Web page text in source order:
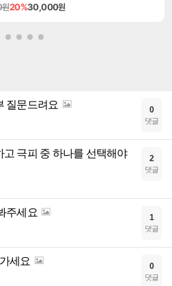
20%30,000원
질문드려요 0
댓글
극피 중 하나를 선택해야
2
댓글
주세요 1
댓글
세요 0
댓글